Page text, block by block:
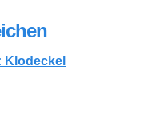
Klodeckel